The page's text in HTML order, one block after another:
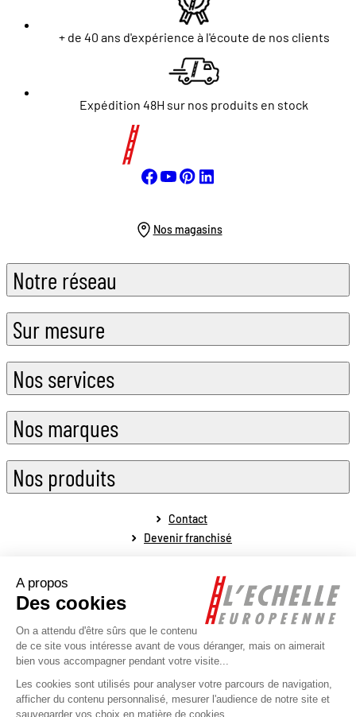
+ de 40 ans d'expérience à l'écoute de nos clients
Expédition 48H sur nos produits en stock
Nos magasins
Notre réseau
Sur mesure
Nos services
Nos marques
Nos produits
Contact
Devenir franchisé
Mentions légales Conditions générales de vente